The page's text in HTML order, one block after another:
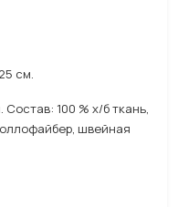
см.
100 % х/б ткань,
швейная